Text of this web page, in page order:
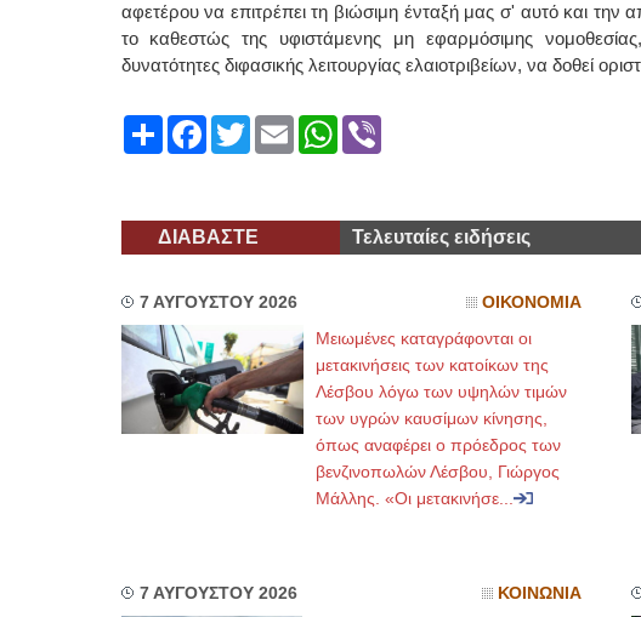
αφετέρου να επιτρέπει τη βιώσιμη ένταξή μας σ' αυτό και
το καθεστώς της υφιστάμενης μη εφαρμόσιμης
δυνατότητες διφασικής λειτουργίας ελαιοτριβείων, να δοθεί
ShareFacebook
TwitterEmailWhatsApp
Viber
ΔΙΑΒΑΣΤΕ Τελευταίες ειδήσεις
7 ΑΥΓΟΥΣΤΟΥ 2026 ΟΙΚΟΝΟΜΙΑ
Μειωμένες καταγράφονται οι
μετακινήσεις των κατοίκων της
Λέσβου λόγω των υψηλών τιμών
των υγρών καυσίμων κίνησης,
όπως αναφέρει ο πρόεδρος των
βενζινοπωλών Λέσβου, Γιώργος
Μάλλης. «Οι μετακινήσε...
7 ΑΥΓΟΥΣΤΟΥ 2026 ΚΟΙΝΩΝΙΑ